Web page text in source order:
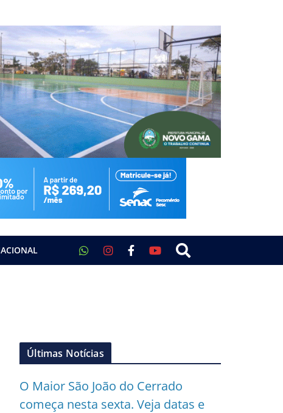
Últimas Notícias
O Maior São João do Cerrado
começa nesta sexta. Veja datas e